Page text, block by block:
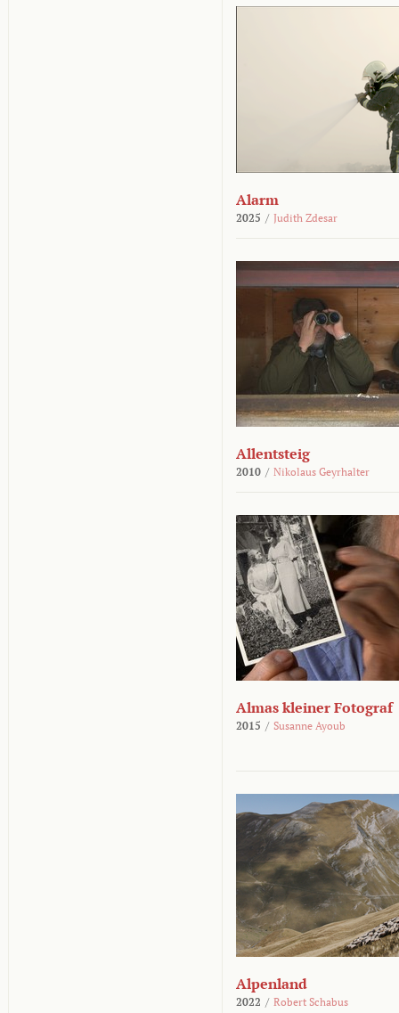
Alarm
2025 / Judith Zdesar
Allentsteig
2010 / Nikolaus Geyrhalter
Almas kleiner Fotograf
2015 / Susanne Ayoub
Alpenland
2022 / Robert Schabus